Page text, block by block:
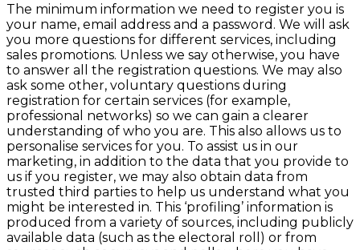
The minimum information we need to register you is
your name, email address and a password. We will ask
you more questions for different services, including
sales promotions. Unless we say otherwise, you have
to answer all the registration questions. We may also
ask some other, voluntary questions during
registration for certain services (for example,
professional networks) so we can gain a clearer
understanding of who you are. This also allows us to
personalise services for you. To assist us in our
marketing, in addition to the data that you provide to
us if you register, we may also obtain data from
trusted third parties to help us understand what you
might be interested in. This ‘profiling’ information is
produced from a variety of sources, including publicly
available data (such as the electoral roll) or from